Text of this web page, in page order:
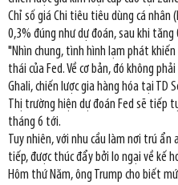
Chỉ số giá Chi tiêu tiêu dùng cá nhân
0,3% đúng như dự đoán, sau khi
"Nhìn chung, tình hình lạm phát
thái của Fed. Về cơ bản, đó không
Ghali, chiến lược gia hàng hóa tại TD
Thị trường hiện dự đoán Fed sẽ tiếp
tháng 6 tới.
Tuy nhiên, với nhu cầu làm nơi trú
tiếp, được thúc đẩy bởi lo ngại về kế
Hôm thứ Năm, ông Trump cho biết